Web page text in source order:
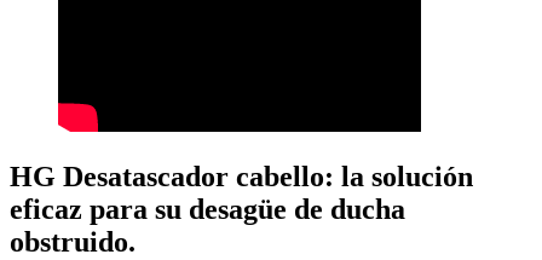
HG Desatascador cabello: la solución
eficaz para su desagüe de ducha
obstruido.